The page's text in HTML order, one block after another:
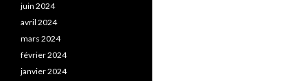
juin 2024
avril 2024
mars 2024
février 2024
janvier 2024